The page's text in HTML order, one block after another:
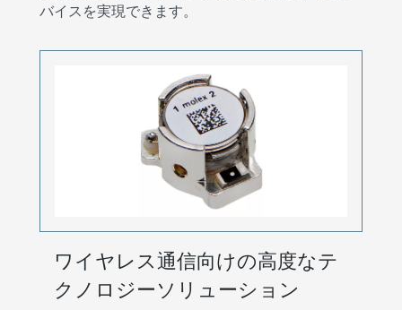
バイスを実現できます。
ワイヤレス通信向けの高度なテ
クノロジーソリューション